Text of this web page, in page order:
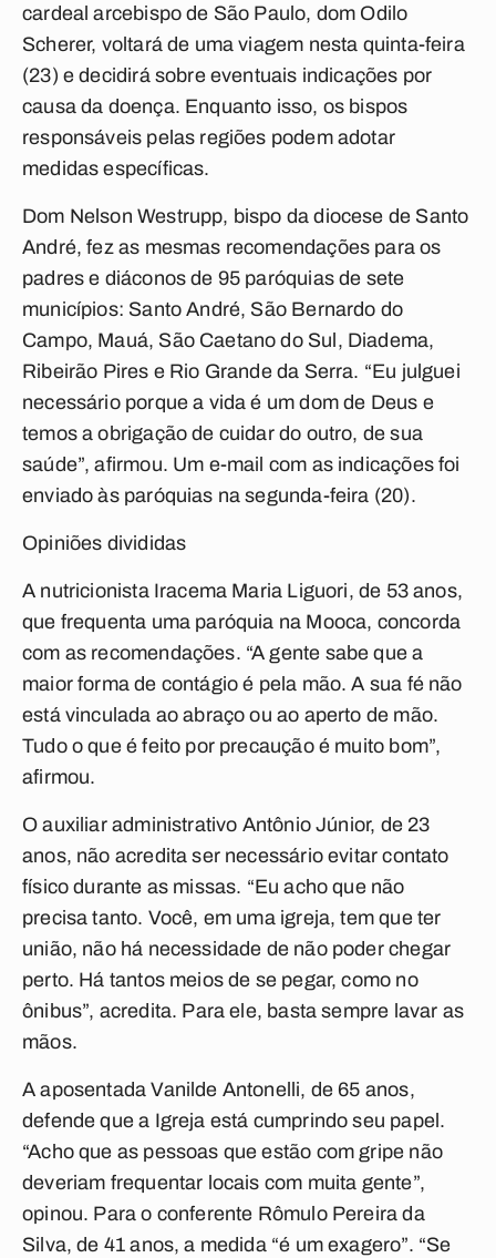
cardeal arcebispo de São Paulo, dom Odilo
Scherer, voltará de uma viagem nesta quinta-feira
(23) e decidirá sobre eventuais indicações por
causa da doença. Enquanto isso, os bispos
responsáveis pelas regiões podem adotar
medidas específicas.
Dom Nelson Westrupp, bispo da diocese de Santo
André, fez as mesmas recomendações para os
padres e diáconos de 95 paróquias de sete
municípios: Santo André, São Bernardo do
Campo, Mauá, São Caetano do Sul, Diadema,
Ribeirão Pires e Rio Grande da Serra. “Eu julguei
necessário porque a vida é um dom de Deus e
temos a obrigação de cuidar do outro, de sua
saúde”, afirmou. Um e-mail com as indicações foi
enviado às paróquias na segunda-feira (20).
Opiniões divididas
A nutricionista Iracema Maria Liguori, de 53 anos,
que frequenta uma paróquia na Mooca, concorda
com as recomendações. “A gente sabe que a
maior forma de contágio é pela mão. A sua fé não
está vinculada ao abraço ou ao aperto de mão.
Tudo o que é feito por precaução é muito bom”,
afirmou.
O auxiliar administrativo Antônio Júnior, de 23
anos, não acredita ser necessário evitar contato
físico durante as missas. “Eu acho que não
precisa tanto. Você, em uma igreja, tem que ter
união, não há necessidade de não poder chegar
perto. Há tantos meios de se pegar, como no
ônibus”, acredita. Para ele, basta sempre lavar as
mãos.
A aposentada Vanilde Antonelli, de 65 anos,
defende que a Igreja está cumprindo seu papel.
“Acho que as pessoas que estão com gripe não
deveriam frequentar locais com muita gente”,
opinou. Para o conferente Rômulo Pereira da
Silva, de 41 anos, a medida “é um exagero”. “Se